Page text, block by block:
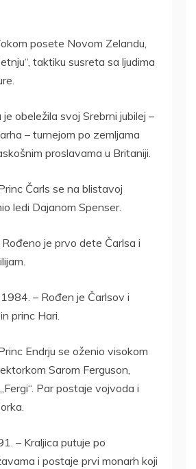
posete Novom Zelandu,
taktiku susreta sa ljudima
obeležila svoj Srebrni jubilej –
– turnejom po zemljama
proslavama u Britaniji.
Čarls se na blistavoj
ledi Dajanom Spenser.
je prvo dete Čarlsa i
– Rođen je Čarlsov i
princ Hari.
Endrju se oženio visokom
Sarom Ferguson,
Par postaje vojvoda i
– Kraljica putuje po
i postaje prvi monarh koji